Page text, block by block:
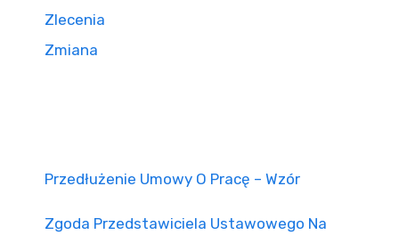
Zlecenia
Zmiana
Przedłużenie Umowy O Pracę – Wzór
Zgoda Przedstawiciela Ustawowego Na